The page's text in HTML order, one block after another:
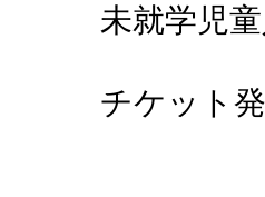
未就学児
チケット